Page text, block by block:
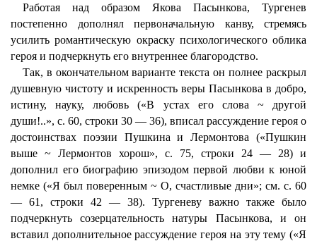
Работая над образом Якова Пасынкова, Тургенев
постепенно дополнял первоначальную канву, стремясь
усилить романтическую окраску психологического облика
героя и подчеркнуть его внутреннее благородство.
Так, в окончательном варианте текста он полнее раскрыл
душевную чистоту и искренность веры Пасынкова в добро,
истину, науку, любовь («В устах его слова ~ другой
души!..», с. 60, строки 30 — 36), вписал рассуждение героя о
достоинствах поэзии Пушкина и Лермонтова («Пушкин
выше ~ Лермонтов хорош», с. 75, строки 24 — 28) и
дополнил его биографию эпизодом первой любви к юной
немке («Я был поверенным ~ О, счастливые дни»; см. с. 60
— 61, строки 42 — 38). Тургеневу важно также было
подчеркнуть созерцательность натуры Пасынкова, и он
вставил дополнительное рассуждение героя на эту тему («Я